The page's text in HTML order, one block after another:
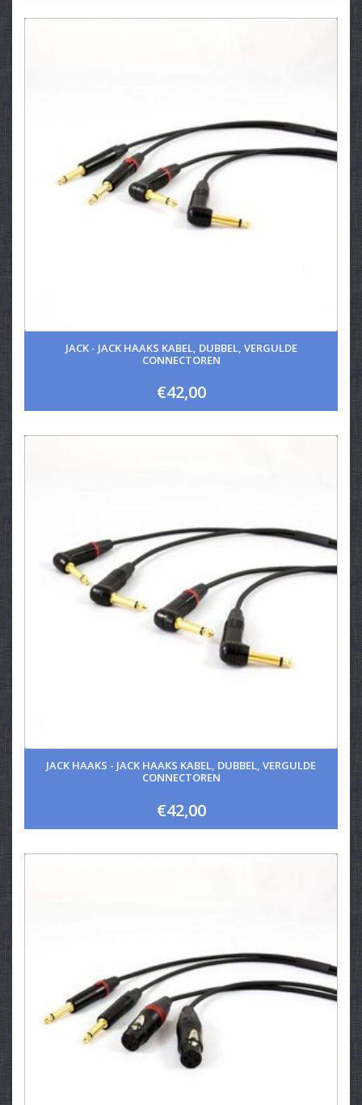
JACK - JACK HAAKS KABEL, DUBBEL, VERGULDE
CONNECTOREN
€42,00
JACK HAAKS - JACK HAAKS KABEL, DUBBEL, VERGULDE
CONNECTOREN
€42,00